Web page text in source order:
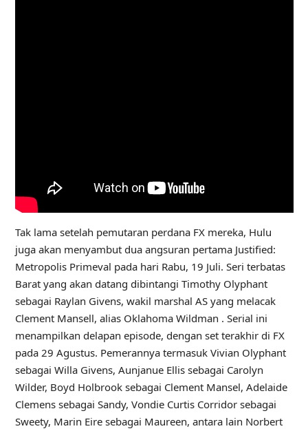
Tak lama setelah pemutaran perdana FX mereka, Hulu
juga akan menyambut dua angsuran pertama Justified:
Metropolis Primeval pada hari Rabu, 19 Juli. Seri terbatas
Barat yang akan datang dibintangi Timothy Olyphant
sebagai Raylan Givens, wakil marshal AS yang melacak
Clement Mansell, alias Oklahoma Wildman . Serial ini
menampilkan delapan episode, dengan set terakhir di FX
pada 29 Agustus. Pemerannya termasuk Vivian Olyphant
sebagai Willa Givens, Aunjanue Ellis sebagai Carolyn
Wilder, Boyd Holbrook sebagai Clement Mansel, Adelaide
Clemens sebagai Sandy, Vondie Curtis Corridor sebagai
Sweety, Marin Eire sebagai Maureen, antara lain Norbert